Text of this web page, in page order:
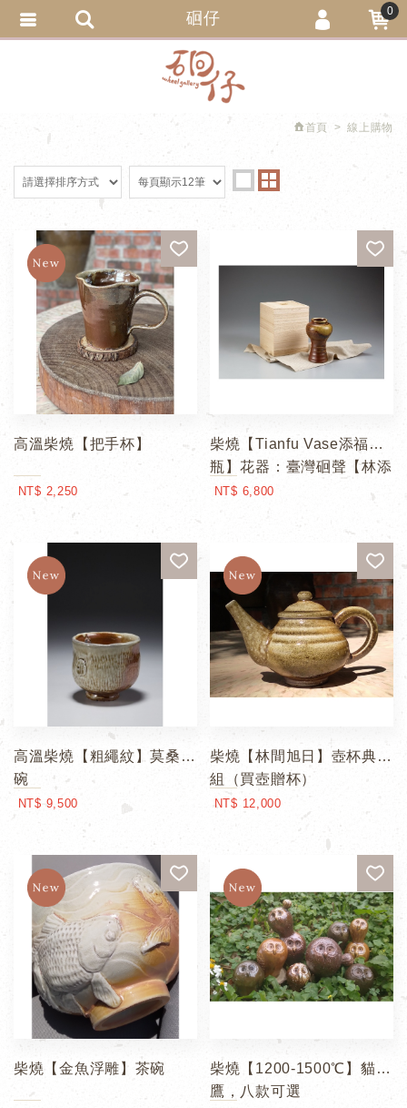
首頁 線上購物
高溫柴燒【把手杯】
NT$ 2,250
柴燒【Tianfu Vase添福
瓶】花器：臺灣硘聲【林添
福】紀念禮盒
NT$ 6,800
高溫柴燒【粗繩紋】莫桑茶
碗
NT$ 9,500
柴燒【林間旭日】壺杯典藏
組（買壺贈杯）
NT$ 12,000
柴燒【金魚浮雕】茶碗
柴燒【1200-1500℃】貓頭
鷹，八款可選
硘仔 0
會員登入
會員註冊
追蹤清單
繁體中文